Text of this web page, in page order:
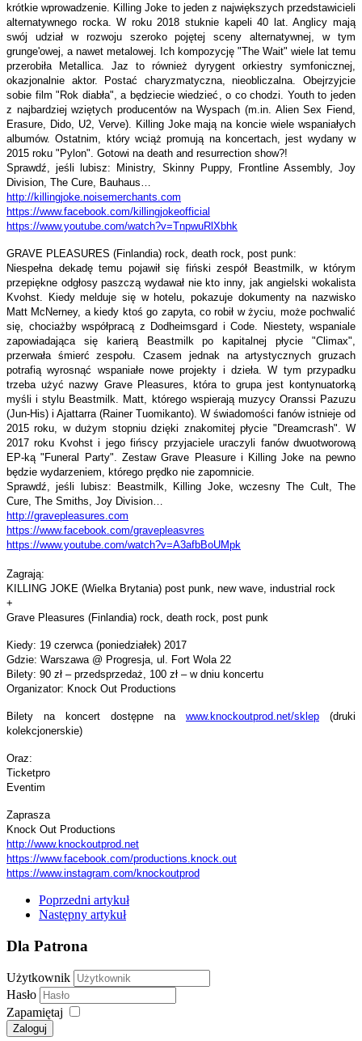
krótkie wprowadzenie. Killing Joke to jeden z największych przedstawicieli
alternatywnego rocka. W roku 2018 stuknie kapeli 40 lat. Anglicy mają
swój udział w rozwoju szeroko pojętej sceny alternatywnej, w tym
grunge'owej, a nawet metalowej. Ich kompozycję "The Wait" wiele lat temu
przerobiła Metallica. Jaz to również dyrygent orkiestry symfonicznej,
okazjonalnie aktor. Postać charyzmatyczna, nieobliczalna. Obejrzyjcie
sobie film "Rok diabła", a będziecie wiedzieć, o co chodzi. Youth to jeden
z najbardziej wziętych producentów na Wyspach (m.in. Alien Sex Fiend,
Erasure, Dido, U2, Verve). Killing Joke mają na koncie wiele wspaniałych
albumów. Ostatnim, który wciąż promują na koncertach, jest wydany w
2015 roku "Pylon". Gotowi na death and resurrection show?!
Sprawdź, jeśli lubisz: Ministry, Skinny Puppy, Frontline Assembly, Joy
Division, The Cure, Bauhaus…
http://killingjoke. noisemerchants.com
https://www.facebook.com/killingjokeofficial
https://www.youtube.com/watch?v=TnpwuRlXbhk
GRAVE PLEASURES (Finlandia) rock, death rock, post punk:
Niespełna dekadę temu pojawił się fiński zespół Beastmilk, w którym
przepiękne odgłosy paszczą wydawał nie kto inny, jak angielski wokalista
Kvohst. Kiedy melduje się w hotelu, pokazuje dokumenty na nazwisko
Matt McNerney, a kiedy ktoś go zapyta, co robił w życiu, może pochwalić
się, chociażby współpracą z Dodheimsgard i Code. Niestety, wspaniale
zapowiadająca się karierą Beastmilk po kapitalnej płycie "Climax",
przerwała śmierć zespołu. Czasem jednak na artystycznych gruzach
potrafią wyrosnąć wspaniałe nowe projekty i dzieła. W tym przypadku
trzeba użyć nazwy Grave Pleasures, która to grupa jest kontynuatorką
myśli i stylu Beastmilk. Matt, którego wspierają muzycy Oranssi Pazuzu
(Jun-His) i Ajattarra (Rainer Tuomikanto). W świadomości fanów istnieje od
2015 roku, w dużym stopniu dzięki znakomitej płycie "Dreamcrash". W
2017 roku Kvohst i jego fińscy przyjaciele uraczyli fanów dwuotworową
EP-ką "Funeral Party". Zestaw Grave Pleasure i Killing Joke na pewno
będzie wydarzeniem, którego prędko nie zapomnicie.
Sprawdź, jeśli lubisz: Beastmilk, Killing Joke, wczesny The Cult, The
Cure, The Smiths, Joy Division…
http://gravepleasures.com
https://www.facebook.com/gravepleasvres
https://www.youtube.com/watch?v=A3afbBoUMpk
Zagrają:
KILLING JOKE (Wielka Brytania) post punk, new wave, industrial rock
+
Grave Pleasures (Finlandia) rock, death rock, post punk
Kiedy: 19 czerwca (poniedziałek) 2017
Gdzie: Warszawa @ Progresja, ul. Fort Wola 22
Bilety: 90 zł – przedsprzedaż, 100 zł – w dniu koncertu
Organizator: Knock Out Productions
Bilety na koncert dostępne na www.knockoutprod.net/sklep (druki
kolekcjonerskie)
Oraz:
Ticketpro
Eventim
Zaprasza
Knock Out Productions
http://www.knockoutprod.net
https://www.facebook.com/productions.knock.out
https://www.instagram.com/knockoutprod
Poprzedni artykuł
Następny artykuł
Dla Patrona
Użytkownik
Hasło
Zapamiętaj
Zaloguj